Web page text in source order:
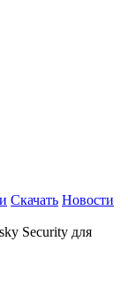
Скачать Новости
Security для